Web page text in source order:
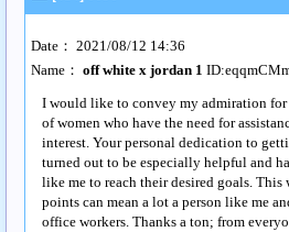
Date： 2021/08/12 14:36
Name： off white x jordan 1
I would like to convey my admiration
of women who have the need for
interest. Your personal dedication to
turned out to be especially helpful and
like me to reach their desired goals.
points can mean a lot a person like me
office workers. Thanks a ton; from